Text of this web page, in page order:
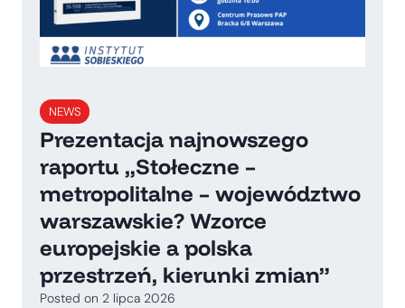
NEWS
Prezentacja najnowszego
raportu „Stołeczne –
metropolitalne – województwo
warszawskie? Wzorce
europejskie a polska
przestrzeń, kierunki zmian”
Posted on 2 lipca 2026